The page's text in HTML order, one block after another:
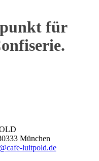
für
München
luitpold.de